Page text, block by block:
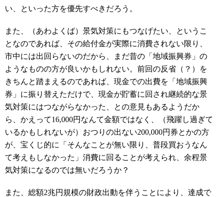
い、といった方を優先すべきだろう。
また、（あわよくば）景気対策にもつなげたい、というこ
となのであれば、その給付金が実際に消費されない限り、
市中には出回らないのだから、まだ昔の「地域振興券」の
ようなものの方が良いかもしれない。前回の反省（？）を
きちんと踏まえるのであれば、現金での出費を「地域振興
券」に振り替えただけで、現金が貯蓄に回され継続的な景
気対策にはつながらなかった、との意見もあるようだか
ら、かえって16,000円なんて金額ではなく、（飛躍し過ぎて
いるかもしれないが）おつりの出ない200,000円券とかの方
が、宝くじ的に「そんなことが無い限り、普段買おうなん
て考えもしなかった」消費に回ることが考えられ、余程景
気対策になるのでは無いだろうか？
また、総額2兆円規模の財政出動を伴うことにより、達成で